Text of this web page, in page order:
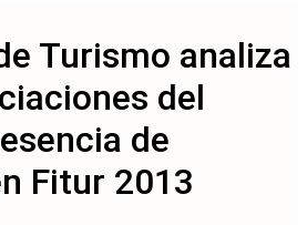
Turismo analiza
del
de
Fitur 2013